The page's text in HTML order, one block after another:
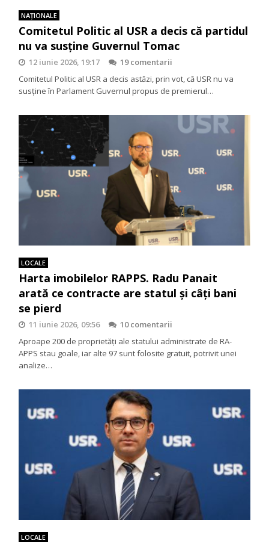
NAŢIONALE
Comitetul Politic al USR a decis că partidul
nu va susține Guvernul Tomac
12 iunie 2026, 19:17
19 comentarii
Comitetul Politic al USR a decis astăzi, prin vot, că USR nu va
susține în Parlament Guvernul propus de premierul…
LOCALE
Harta imobilelor RAPPS. Radu Panait
arată ce contracte are statul și câți bani
se pierd
11 iunie 2026, 09:56
10 comentarii
Aproape 200 de proprietăți ale statului administrate de RA-
APPS stau goale, iar alte 97 sunt folosite gratuit, potrivit unei
analize…
LOCALE